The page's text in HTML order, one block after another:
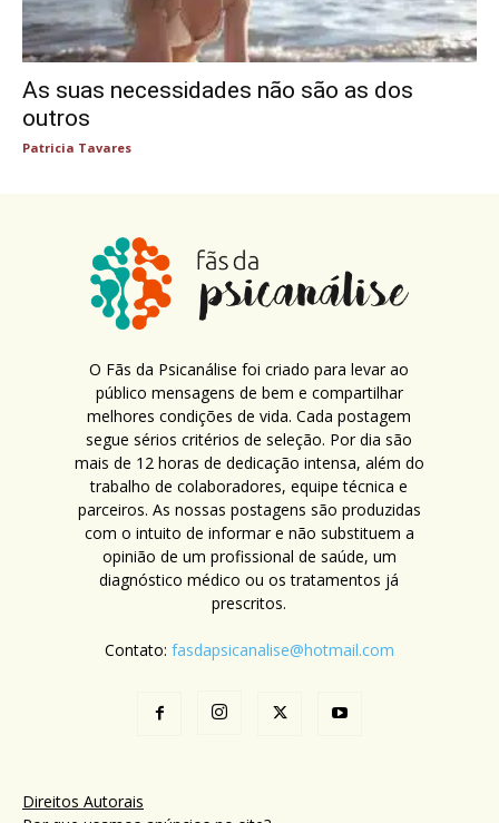
As suas necessidades não são as dos
outros
Patricia Tavares
O Fãs da Psicanálise foi criado para levar ao
público mensagens de bem e compartilhar
melhores condições de vida. Cada postagem
segue sérios critérios de seleção. Por dia são
mais de 12 horas de dedicação intensa, além do
trabalho de colaboradores, equipe técnica e
parceiros. As nossas postagens são produzidas
com o intuito de informar e não substituem a
opinião de um profissional de saúde, um
diagnóstico médico ou os tratamentos já
prescritos.
Contato: fasdapsicanalise@hotmail.com
Direitos Autorais